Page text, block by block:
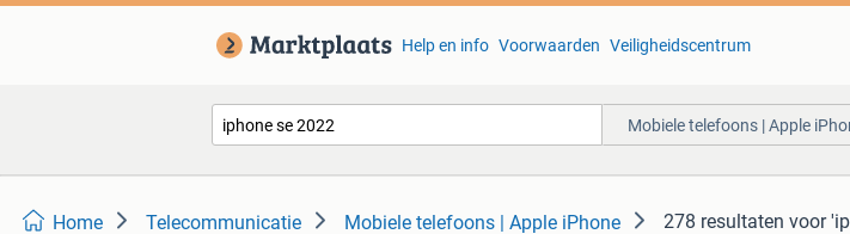
Help en info Voorwaarden Veiligheidscentrum
Mobiele telefoons | Apple
Home Telecommunicatie Mobiele telefoons | Apple iPhone 278 resultaten voor